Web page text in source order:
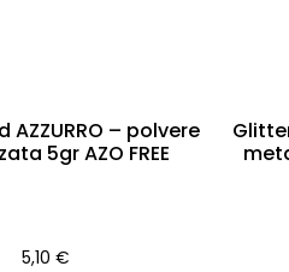
AZZURRO – polvere
5gr AZO FREE
5,10 €